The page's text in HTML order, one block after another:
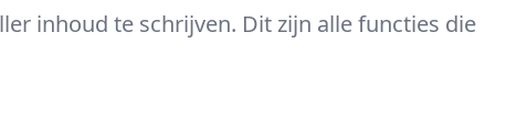
inhoud te schrijven. Dit zijn alle functies die